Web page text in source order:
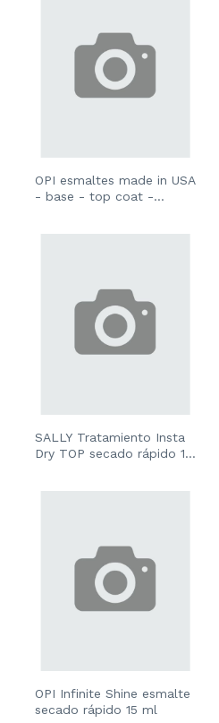
OPI esmaltes made in USA
- base - top coat -
SALLY Tratamiento Insta
Dry TOP secado rápido 13
OPI Infinite Shine esmalte
secado rápido 15 ml